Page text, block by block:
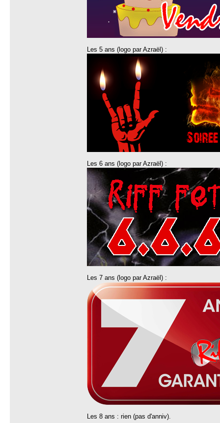
Les 5 ans (logo par Azraël) :
Les 6 ans (logo par Azraël) :
Les 7 ans (logo par Azraël) :
Les 8 ans : rien (pas d'anniv).